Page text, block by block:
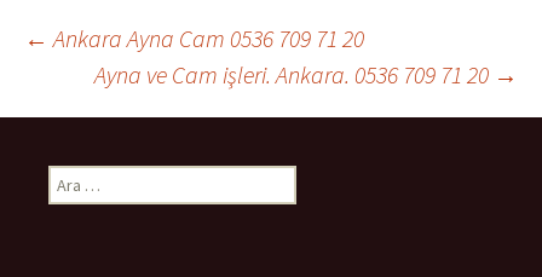
Yazı dolaşımı
← Ankara Ayna Cam 0536 709 71 20
Ayna ve Cam işleri. Ankara. 0536 709 71 20 →
Arama: